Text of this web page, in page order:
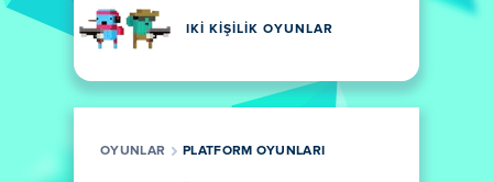
IKI KIŞILIK OYUNLAR
OYUNLAR PLATFORM OYUNLARI